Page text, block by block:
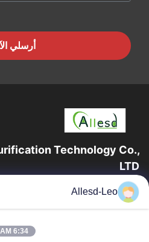
أرسلي
Technology Co.,
LTD
16 عامًا من الخبرة ، بصفتنا مصنعًا
المستدامة وغرف الأبحاث ، فإننا نقدم
Allesd-Leo
6:34 AM